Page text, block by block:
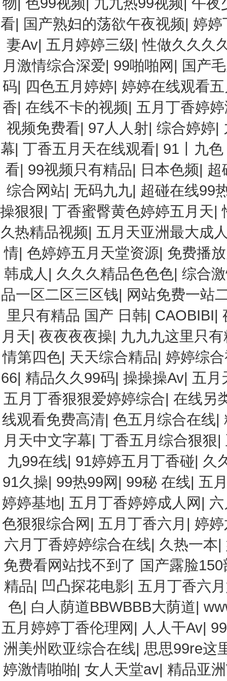
看| 国产熟妇的荡欲午夜视频| 婷婷
妻Av| 五月婷婷三级|性做久久久
月激情综合深爱| 99啪啪网| 国产
码| 四色五月婷婷| 婷婷在线观看
香|在线不卡的视频| 五月丁香婷
视频免费看| 97人人射|综合婷婷|
幕|丁香五月天在线观看| 91丨九
看| 99视频只有精品| 日本色频| 超
综合网站| 无码九九| 超碰在线99
操狠狠| 丁香蜜臀黄色婷婷五月天|
久热精品视频| 五月天亚洲最大成
情|色婷婷五月天堂资源| 免费播
韩成人 | 久久久精品色色色|综合
品一区二区三区钱| 网站免费一站
里只有精品 国产 日韩| CAOBIBI|
月天|夜夜夜夜操| 九九九这里只
情第四色| 天天综合精品| 婷婷综
66| 精品久久99码| 操操操Av| 五月
五月丁香狠狠爱婷婷综合|在线另
线观看免费高清| 色五月综合在线|
月天中文字幕| 丁香五月综合狠狠|
九99在线| 91婷婷五月丁香碰| 久
91久操| 99热99网| 99秘 在线| 五
婷婷基地| 五月丁香婷婷成人网|
色狠狠综合网| 五月丁香六月 | 婷
六月丁香婷婷综合在线| 久热一本|
免费看网站找不到了 国产露脸
精品| 凹凸探花电影| 五月丁香六
色| 白人荫道BBWBBB大荫道|
五月婷婷丁香伦理网| 人人干Av|
洲美州欧亚综合在线| 思思99re这
婷激情啪啪|女人天堂av|精品亚